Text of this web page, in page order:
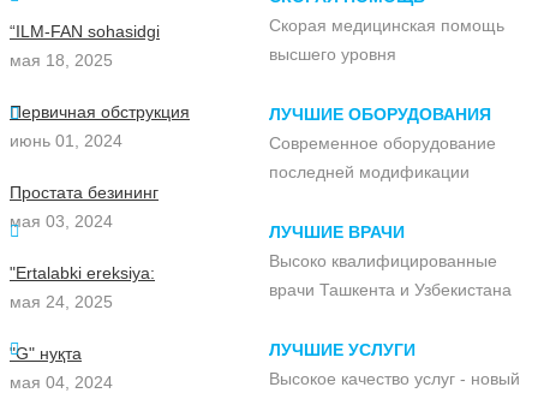
“ILM-FAN sohasidgi
мая 18, 2025
Первичная обструкция
июнь 01, 2024
Простата безининг
мая 03, 2024
"Ertalabki ereksiya:
мая 24, 2025
"G" нуқта
мая 04, 2024
Скорая медицинская помощь
высшего уровня
ЛУЧШИЕ ОБОРУДОВАНИЯ
Современное оборудование
последней модификации
ЛУЧШИЕ ВРАЧИ
Высоко квалифицированные
врачи Ташкента и Узбекистана
ЛУЧШИЕ УСЛУГИ
Высокое качество услуг - новый